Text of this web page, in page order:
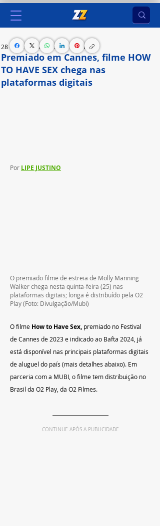
Premiado em Cannes, filme HOW
TO HAVE SEX chega nas
plataformas digitais
28 de jan. de 2024 3 min de leitura
Por LIPE JUSTINO
O premiado filme de estreia de Molly Manning
Walker chega nesta quinta-feira (25) nas
plataformas digitais; longa é distribuído pela O2
Play (Foto: Divulgação/Mubi)
O filme How to Have Sex, premiado no Festival
de Cannes de 2023 e indicado ao Bafta 2024, já
está disponível nas principais plataformas digitais
de aluguel do país (mais detalhes abaixo). Em
parceria com a MUBI, o filme tem distribuição no
Brasil da O2 Play, da O2 Filmes.
CONTINUE APÓS A PUBLICIDADE